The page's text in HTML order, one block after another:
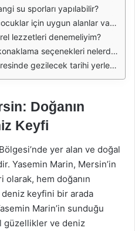
su sporları yapılabilir?
için uygun alanlar var mı?
lezzetleri denemeliyim?
seçenekleri nelerdir?
gezilecek tarihi yerler var mı?
Doğanın
Keyfi
yer alan ve doğal
Yasemin Marin, Mersin’in
olarak, hem doğanın
keyfini bir arada
Marin’in sunduğu
güzellikler ve deniz